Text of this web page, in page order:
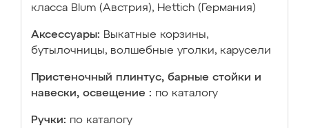
класса Blum (Австрия), Hettich (Германия)
Аксессуары: Выкатные корзины,
бутылочницы, волшебные уголки, карусели
Пристеночный плинтус, барные стойки и
навески, освещение : по каталогу
Ручки: по каталогу